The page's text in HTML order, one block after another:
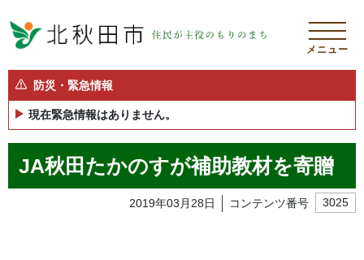
メニュー
防災・緊急情報
現在緊急情報はありません。
JA秋田たかのすが補助教材を寄贈
2019年03月28日 コンテンツ番号 3025